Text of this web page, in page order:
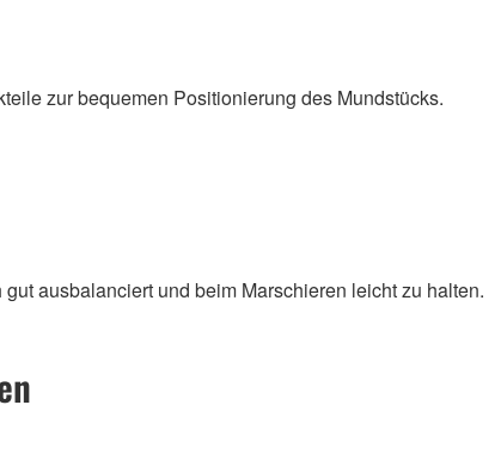
zur bequemen Positionierung des Mundstücks.
ausbalanciert und beim Marschieren leicht zu halten.